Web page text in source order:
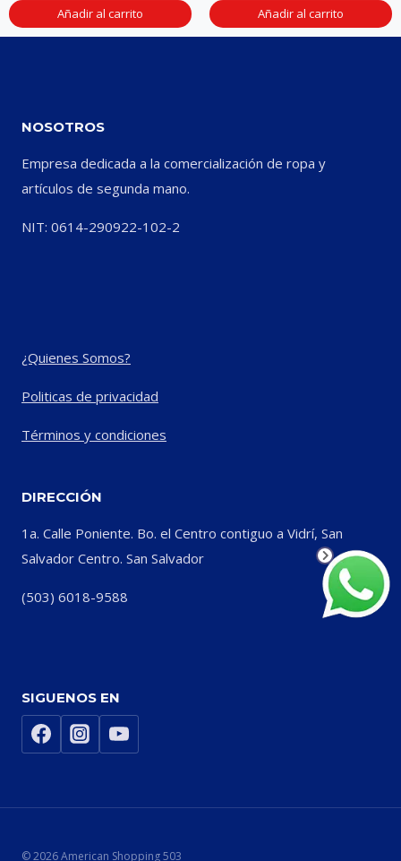
Añadir al carrito Añadir al carrito
NOSOTROS
Empresa dedicada a la comercialización de ropa y
artículos de segunda mano.
NIT: 0614-290922-102-2
¿Quienes Somos?
Politicas de privacidad
Términos y condiciones
DIRECCIÓN
1a. Calle Poniente. Bo. el Centro contiguo a Vidrí, San
Salvador Centro. San Salvador
(503) 6018-9588
SIGUENOS EN
© 2026 American Shopping 503